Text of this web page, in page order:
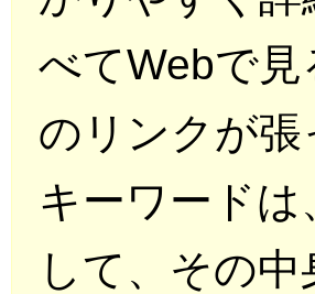
べてWebで
のリンクが
キーワード
して、その